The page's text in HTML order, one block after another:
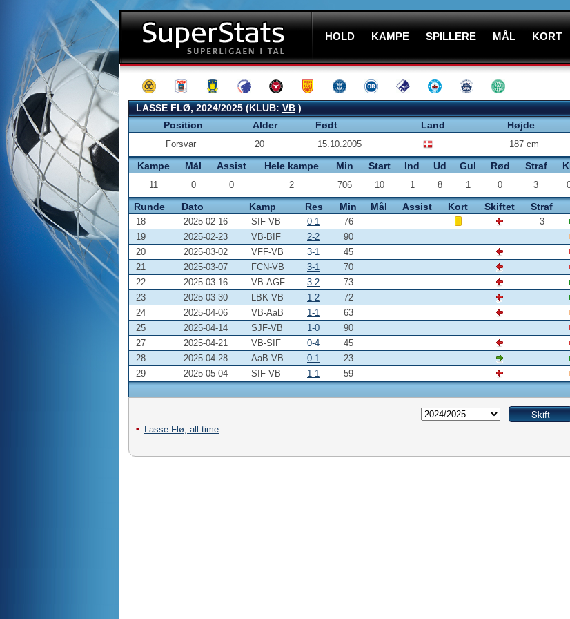
HOLD KAMPE SPILLERE MÅL KORT
LASSE FLØ, 2024/2025 (KLUB:VB)
Position
Alder Født Land Højde
Forsvar 20 15.10.2005 187 cm
Kampe Mål Assist Hele kampe Min Start Ind Ud Gul Rød Straf
11 0 0 2 706 10 1 8 1 0 3
Runde Dato Kamp Res Min Mål Assist Kort Skiftet Straf
18 2025-02-16 SIF-VB 0-1 76
3
19
2025-02-23 VB-BIF 2-2
90
20
2025-03-02 VFF-VB 3-1
45
21
2025-03-07 FCN-VB 3-1
70
22
2025-03-16 VB-AGF 3-2
73
23
2025-03-30 LBK-VB 1-2
72
24
2025-04-06 VB-AaB 1-1
63
25
2025-04-14 SJF-VB 1-0
90
27
2025-04-21 VB-SIF 0-4
45
28
2025-04-28 AaB-VB 0-1
23
29
2025-05-04 SIF-VB 1-1 59
Lasse Flø, all-time